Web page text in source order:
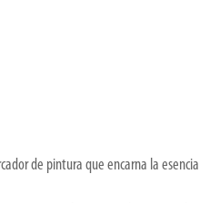
de pintura que encarna la esencia